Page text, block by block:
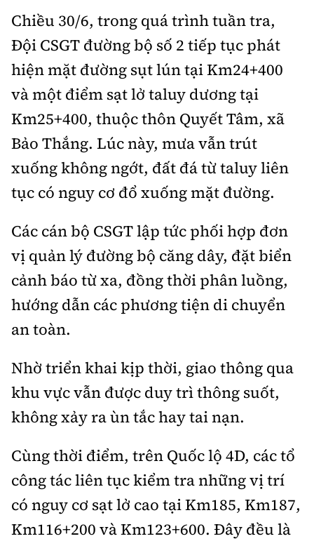
Chiều 30/6, trong quá trình tuần tra,
Đội CSGT đường bộ số 2 tiếp tục phát
hiện mặt đường sụt lún tại Km24+400
và một điểm sạt lở taluy dương tại
Km25+400, thuộc thôn Quyết Tâm, xã
Bảo Thắng. Lúc này, mưa vẫn trút
xuống không ngớt, đất đá từ taluy liên
tục có nguy cơ đổ xuống mặt đường.
Các cán bộ CSGT lập tức phối hợp đơn
vị quản lý đường bộ căng dây, đặt biển
cảnh báo từ xa, đồng thời phân luồng,
hướng dẫn các phương tiện di chuyển
an toàn.
Nhờ triển khai kịp thời, giao thông qua
khu vực vẫn được duy trì thông suốt,
không xảy ra ùn tắc hay tai nạn.
Cùng thời điểm, trên Quốc lộ 4D, các tổ
công tác liên tục kiểm tra những vị trí
có nguy cơ sạt lở cao tại Km185, Km187,
Km116+200 và Km123+600. Đây đều là